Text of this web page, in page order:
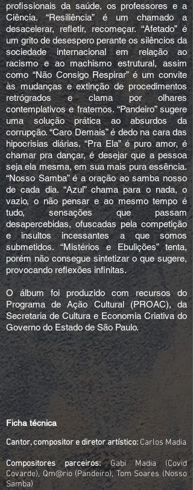
profissionais da saúde, os professores e a
Ciência. “Resiliência” é um chamado a
desacelerar, refletir, recomeçar. “Afetado” é
um grito de desespero perante os silêncios da
sociedade internacional em relação ao
racismo e ao machismo estrutural, assim
como “Não Consigo Respirar” é um convite
às mudanças e extinção de procedimentos
retrógrados e clama por olhares
contemplativos e fraternos. “Pandeiro” sugere
uma solução prática ao absurdos da
corrupção. “Caro Demais” é dedo na cara das
hipocrisias diárias. “Pra Ela” é puro amor, é
chamar pra dançar, é desejar que a pessoa
seja ela mesma, em sua mais pura essência.
“Nosso Samba” é a oração ao samba nosso
de cada dia. “Azul” chama para o nada, o
vazio, o não pensar e ao mesmo tempo é
tudo, sensações que passam
desapercebidas, ofuscadas pela competição
e insultos incessantes a que somos
submetidos. “Mistérios e Ebulições” tenta,
porém não consegue sintetizar o que sugere,
provocando reflexões infinitas.
O álbum foi produzido com recursos do
Programa de Ação Cultural (PROAC), da
Secretaria de Cultura e Economia Criativa do
Governo do Estado de São Paulo.
Ficha técnica
Cantor, compositor e diretor artístico: Carlos Madia
Compositores parceiros:Gabi Madia (Covid
Covarde), Qm@rio (Pandeiro), Tom Soares (Nosso
Samba)